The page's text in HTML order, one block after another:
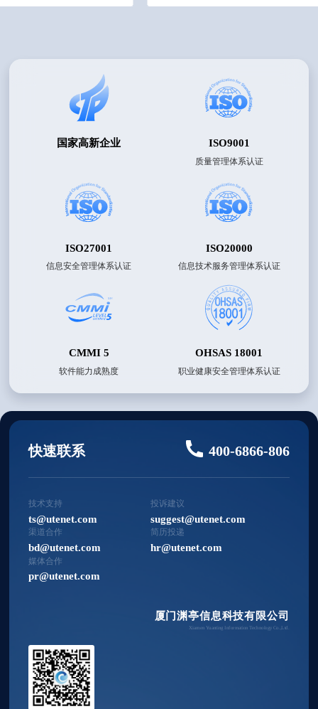
国家高新企业 ISO9001
质量管理体系认证
ISO27001
信息安全管理体系认证
ISO20000
信息技术服务管理体系认证
CMMI 5
软件能力成熟度
OHSAS 18001
职业健康安全管理体系认证
快速联系 400-6866-806
技术支持
ts@utenet.com
投诉建议
suggest@utenet.com
渠道合作
bd@utenet.com
简历投递
hr@utenet.com
媒体合作
pr@utenet.com
厦门渊亭信息科技有限公司
Xiamen Yuanting Information Technology Co.,Ltd.